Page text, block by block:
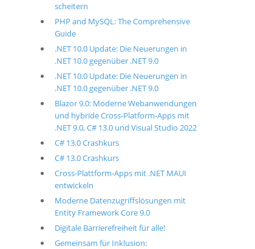
scheitern
PHP and MySQL: The Comprehensive
Guide
.NET 10.0 Update: Die Neuerungen in
.NET 10.0 gegenüber .NET 9.0
.NET 10.0 Update: Die Neuerungen in
.NET 10.0 gegenüber .NET 9.0
Blazor 9.0: Moderne Webanwendungen
und hybride Cross-Platform-Apps mit
.NET 9.0, C# 13.0 und Visual Studio 2022
C# 13.0 Crashkurs
C# 13.0 Crashkurs
Cross-Plattform-Apps mit .NET MAUI
entwickeln
Moderne Datenzugriffslösungen mit
Entity Framework Core 9.0
Digitale Barrierefreiheit für alle!
Gemeinsam für Inklusion: